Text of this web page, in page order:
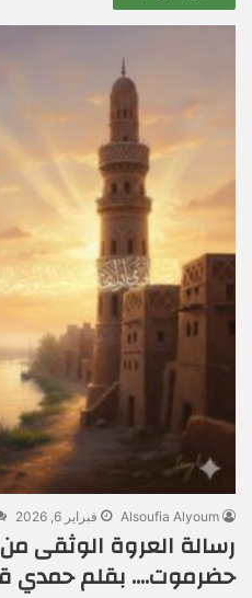
Alsoufia Alyoum فبراير 6, 2026
رسالة العروة الوثقى
حضرموت…. بقلم حمدي